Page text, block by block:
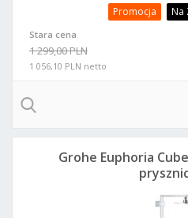
Promocja Na
Stara cena
1 299,00 PLN
1 056,10 PLN netto
Grohe Euphoria